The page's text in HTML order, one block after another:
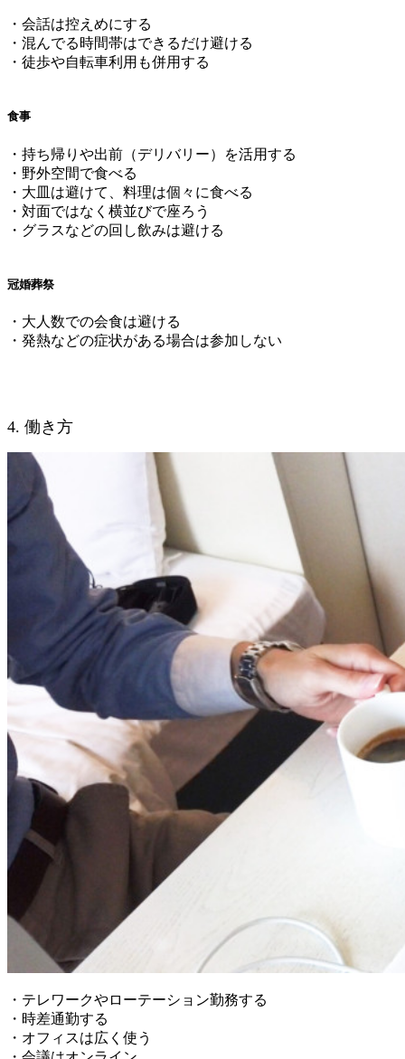
・会話は控えめにする
・混んでる時間帯はできるだけ避ける
・徒歩や自転車利用も併用する
食事
・持ち帰りや出前（デリバリー）を活用する
・野外空間で食べる
・大皿は避けて、料理は個々に食べる
・対面ではなく横並びで座ろう
・グラスなどの回し飲みは避ける
冠婚葬祭
・大人数での会食は避ける
・発熱などの症状がある場合は参加しない
4. 働き方
・テレワークやローテーション勤務する
・時差通勤する
・オフィスは広く使う